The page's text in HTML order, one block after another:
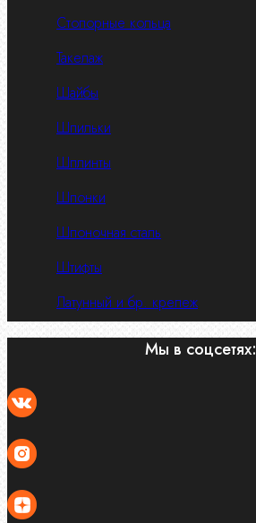
Стопорные кольца
Такелаж
Шайбы
Шпильки
Шплинты
Шпонки
Шпоночная сталь
Штифты
Латунный и бр. крепеж
Мы в соцсетях: